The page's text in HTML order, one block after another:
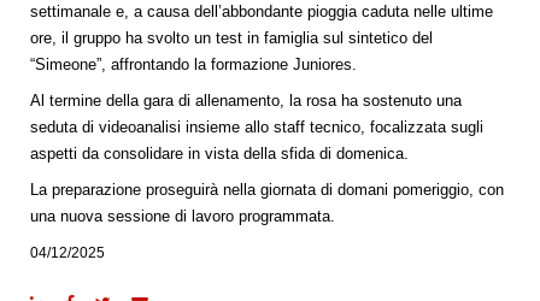
settimanale e, a causa dell’abbondante pioggia caduta nelle ultime
ore, il gruppo ha svolto un test in famiglia sul sintetico del
“Simeone”, affrontando la formazione Juniores.
Al termine della gara di allenamento, la rosa ha sostenuto una
seduta di videoanalisi insieme allo staff tecnico, focalizzata sugli
aspetti da consolidare in vista della sfida di domenica.
La preparazione proseguirà nella giornata di domani pomeriggio, con
una nuova sessione di lavoro programmata.
04/12/2025